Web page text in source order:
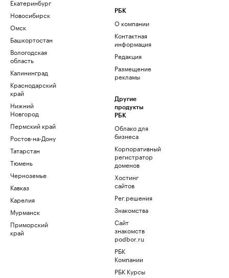
Екатеринбург
Новосибирск
Омск
Башкортостан
Вологодская
область
Калининград
Краснодарский
край
Нижний
Новгород
Пермский край
Ростов-на-Дону
Татарстан
Тюмень
Черноземье
Кавказ
Карелия
Мурманск
Приморский
край
РБК
О компании
Контактная
информация
Редакция
Размещение
рекламы
Другие
продукты
РБК
Облако для
бизнеса
Корпоративный
регистратор
доменов
Хостинг
сайтов
Рег.решения
Знакомства
Сайт
знакомств
podbor.ru
РБК
Компании
РБК Курсы